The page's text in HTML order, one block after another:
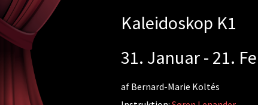
Kaleidoskop K1
31. Januar - 21.
af Bernard-Marie Koltés